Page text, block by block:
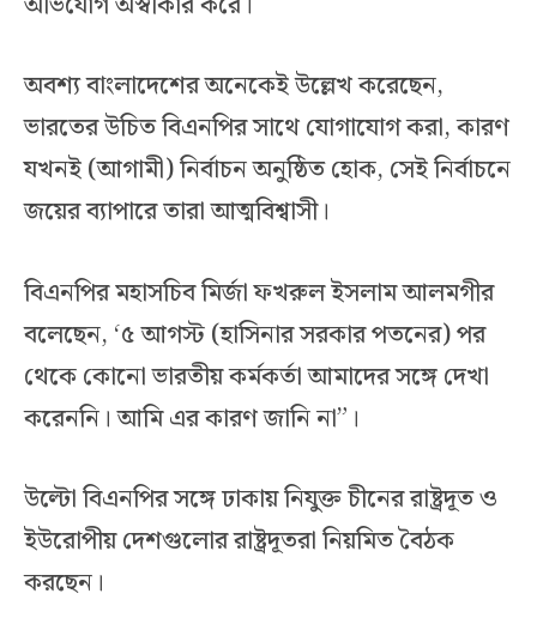
অবশ্য বাংলাদেশের অনেকেই উল্লেখ করেছেন,
ভারতের উচিত বিএনপির সাথে যোগাযোগ করা, কারণ
যখনই (আগামী) নির্বাচন অনুষ্ঠিত হোক, সেই নির্বাচনে
জয়ের ব্যাপারে তারা আত্মবিশ্বাসী।
বিএনপির মহাসচিব মির্জা ফখরুল ইসলাম আলমগীর
বলেছেন, ‘৫ আগস্ট (হাসিনার সরকার পতনের) পর
থেকে কোনো ভারতীয় কর্মকর্তা আমাদের সঙ্গে দেখা
করেননি। আমি এর কারণ জানি না”।
উল্টো বিএনপির সঙ্গে ঢাকায় নিযুক্ত চীনের রাষ্ট্রদূত ও
ইউরোপীয় দেশগুলোর রাষ্ট্রদূতরা নিয়মিত বৈঠক
করছেন।